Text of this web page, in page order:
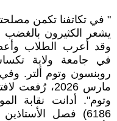
" في تكاتفنا تكمن
يشعر الكثيرون بالغضب
وقد أعرب الطلاب
في جامعة ولاية
روبنسون وتوم ألتر.
مارس 2026،
6186) فصل